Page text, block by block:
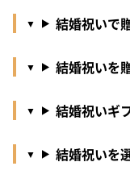
結婚祝いで
結婚祝いを
結婚祝いギ
結婚祝いを